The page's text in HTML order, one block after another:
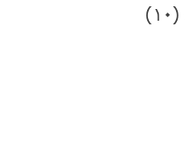
(۱۰)